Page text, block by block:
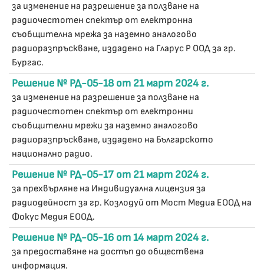
за изменение на разрешение за ползване на
радиочестотен спектър от електронна
съобщителна мрежа за наземно аналогово
радиоразпръскване, издадено на Гларус Р ООД за гр.
Бургас.
Решение № РД-05-18 от 21 март 2024 г.
за изменение на разрешение за ползване на
радиочестотен спектър от електронни
съобщителни мрежи за наземно аналогово
радиоразпръскване, издадено на Българското
национално радио.
Решение № РД-05-17 от 21 март 2024 г.
за прехвърляне на Индивидуална лицензия за
радиодейност за гр. Козлодуй от Мост Медиа ЕООД на
Фокус Медия ЕООД.
Решение № РД-05-16 от 14 март 2024 г.
за предоставяне на достъп до обществена
информация.